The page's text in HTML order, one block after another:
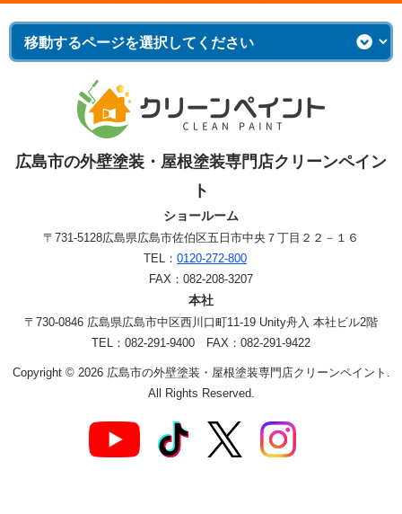
広島市の外壁塗装・屋根塗装専門店クリーンペイン
ト
ショールーム
〒731-5128広島県広島市佐伯区五日市中央７丁目２２－１６
TEL： 0120-272-800
FAX：082-208-3207
本社
〒730-0846 広島県広島市中区西川口町11-19 Unity舟入 本社ビル2階
TEL：082-291-9400 FAX：082-291-9422
Copyright © 2026 広島市の外壁塗装・屋根塗装専門店クリーンペイント.
All Rights Reserved.